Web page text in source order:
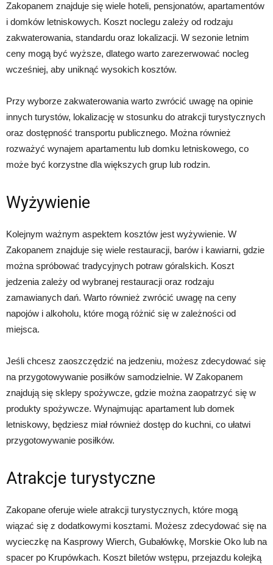
Zakopanem znajduje się wiele hoteli, pensjonatów, apartamentów
i domków letniskowych. Koszt noclegu zależy od rodzaju
zakwaterowania, standardu oraz lokalizacji. W sezonie letnim
ceny mogą być wyższe, dlatego warto zarezerwować nocleg
wcześniej, aby uniknąć wysokich kosztów.
Przy wyborze zakwaterowania warto zwrócić uwagę na opinie
innych turystów, lokalizację w stosunku do atrakcji turystycznych
oraz dostępność transportu publicznego. Można również
rozważyć wynajem apartamentu lub domku letniskowego, co
może być korzystne dla większych grup lub rodzin.
Wyżywienie
Kolejnym ważnym aspektem kosztów jest wyżywienie. W
Zakopanem znajduje się wiele restauracji, barów i kawiarni, gdzie
można spróbować tradycyjnych potraw góralskich. Koszt
jedzenia zależy od wybranej restauracji oraz rodzaju
zamawianych dań. Warto również zwrócić uwagę na ceny
napojów i alkoholu, które mogą różnić się w zależności od
miejsca.
Jeśli chcesz zaoszczędzić na jedzeniu, możesz zdecydować się
na przygotowywanie posiłków samodzielnie. W Zakopanem
znajdują się sklepy spożywcze, gdzie można zaopatrzyć się w
produkty spożywcze. Wynajmując apartament lub domek
letniskowy, będziesz miał również dostęp do kuchni, co ułatwi
przygotowywanie posiłków.
Atrakcje turystyczne
Zakopane oferuje wiele atrakcji turystycznych, które mogą
wiązać się z dodatkowymi kosztami. Możesz zdecydować się na
wycieczkę na Kasprowy Wierch, Gubałówkę, Morskie Oko lub na
spacer po Krupówkach. Koszt biletów wstępu, przejazdu kolejką